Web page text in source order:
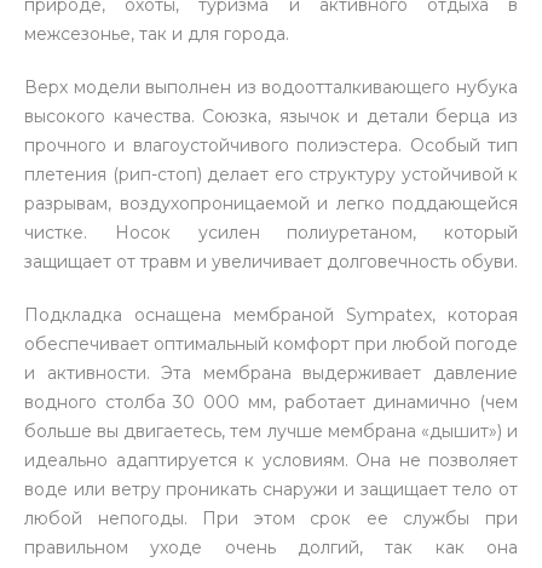
природе, охоты, туризма и активного отдыха в
межсезонье, так и для города.
Верх модели выполнен из водоотталкивающего нубука
высокого качества. Союзка, язычок и детали берца из
прочного и влагоустойчивого полиэстера. Особый тип
плетения (рип-стоп) делает его структуру устойчивой к
разрывам, воздухопроницаемой и легко поддающейся
чистке. Носок усилен полиуретаном, который
защищает от травм и увеличивает долговечность обуви.
Подкладка оснащена мембраной Sympatex, которая
обеспечивает оптимальный комфорт при любой погоде
и активности. Эта мембрана выдерживает давление
водного столба 30 000 мм, работает динамично (чем
больше вы двигаетесь, тем лучше мембрана «дышит») и
идеально адаптируется к условиям. Она не позволяет
воде или ветру проникать снаружи и защищает тело от
любой непогоды. При этом срок ее службы при
правильном уходе очень долгий, так как она